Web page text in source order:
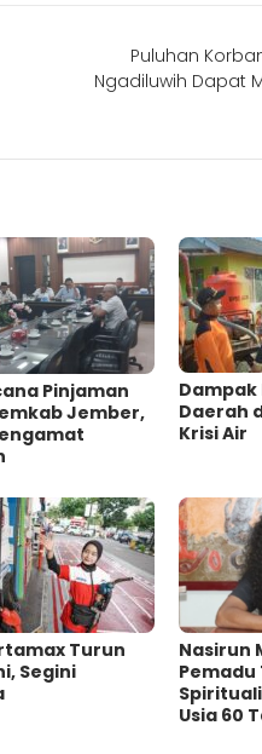
Puluhan
Ngadiluwih Dapat
Pinjaman
Jember,
Dampak
Daerah
Krisi Air
Turun
Segini
‎Nasirun
Pemadu
Usia 60